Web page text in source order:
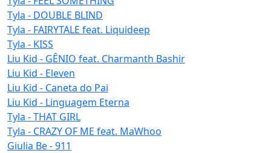
Tyla - DOUBLE BLIND
Tyla - FAIRYTALE feat. Liquideep
Tyla - KISS
Liu Kid - GÊNIO feat. Charmanth Bashir
Liu Kid - Eleven
Liu Kid - Caneta do Pai
Liu Kid - Linguagem Eterna
Tyla - THAT GIRL
Tyla - CRAZY OF ME feat. MaWhoo
Giulia Be - 911